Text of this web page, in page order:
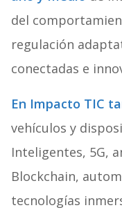
del
regulación
conectadas e
En Impacto TIC
vehículos y
Inteligentes, 5G,
Blockchain,
tecnologías